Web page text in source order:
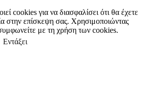
cookies για να διασφαλίσει ότι θα έχετε
στην επίσκεψη σας. Χρησιμοποιώντας
με τη χρήση των cookies.
Εντάξει